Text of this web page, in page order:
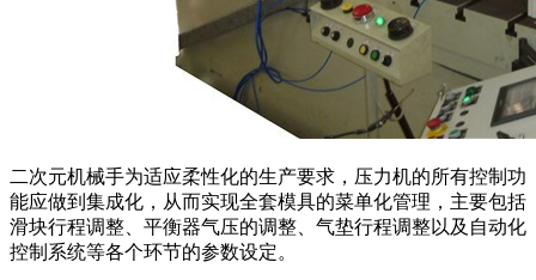
二次元机械手为适应柔性化的生产要求，压力机的所有控制功
能应做到集成化，从而实现全套模具的菜单化管理，主要包括
滑块行程调整、平衡器气压的调整、气垫行程调整以及自动化
控制系统等各个环节的参数设定。